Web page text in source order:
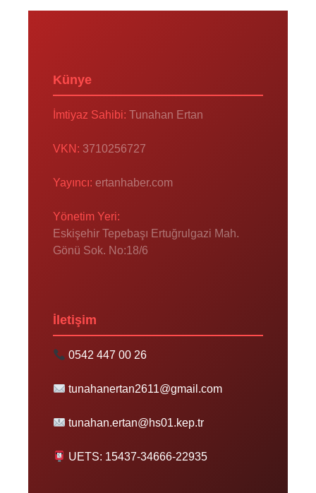
Künye
İmtiyaz Sahibi: Tunahan Ertan
VKN: 3710256727
Yayıncı: ertanhaber.com
Yönetim Yeri:
Eskişehir Tepebaşı Ertuğrulgazi Mah.
Gönü Sok. No:18/6
İletişim
0542 447 00 26
tunahanertan2611@gmail.com
tunahan.ertan@hs01.kep.tr
UETS: 15437-34666-22935